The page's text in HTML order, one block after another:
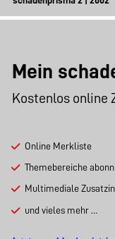
Mein
Kostenlos online
Online Merkliste
Themebereiche
Multimediale
und vieles mehr …